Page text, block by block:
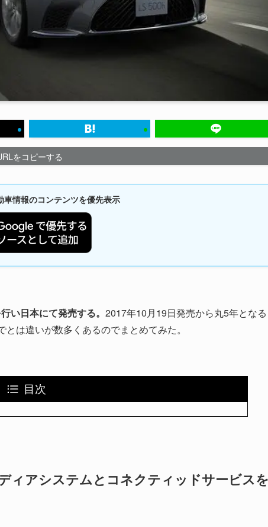
をコピーする
情報のコンテンツを優先表示
い日本にて発売する。 2017年10月19日発売から丸5年となる
は違いが数多くあるのでまとめてみた。
目次
ィアシステムとコネクティッドサービスを